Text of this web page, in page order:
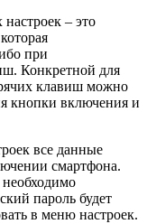
– это
при
Конкретной для
клавиш можно
кнопки включения и
все данные
смартфона.
необходимо
пароль будет
в меню настроек.